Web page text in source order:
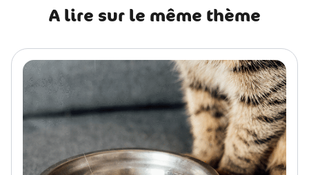
A lire sur le même thème